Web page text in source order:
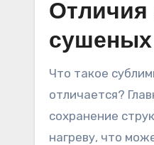
Отличия
сушеных
Что такое
отличается?
сохранение
нагреву, что